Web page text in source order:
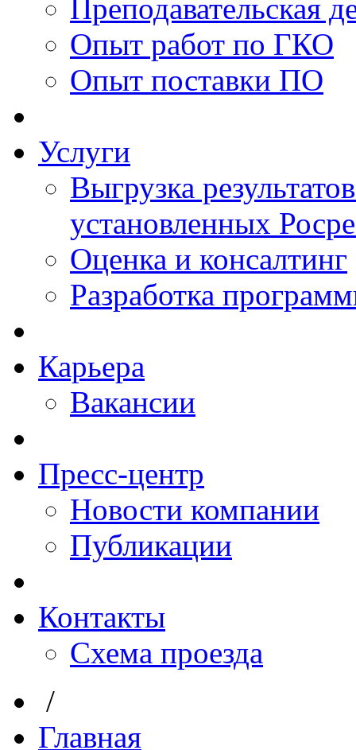
Преподавательская
Опыт работ по ГКО
Опыт поставки ПО
Услуги
Выгрузка
установленных
Оценка и консалтинг
Разработка
Карьера
Вакансии
Пресс-центр
Новости компании
Публикации
Контакты
Схема проезда
/
Главная